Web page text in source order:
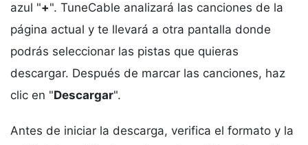
azul "+". TuneCable analizará las canciones de la
página actual y te llevará a otra pantalla donde
podrás seleccionar las pistas que quieras
descargar. Después de marcar las canciones, haz
clic en "Descargar".
Antes de iniciar la descarga, verifica el formato y la